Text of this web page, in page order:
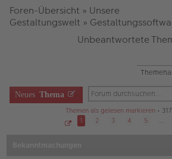
Foren-Übersicht » Unsere
Gestaltungswelt »
Unbeantwortete
Neues Thema
Themen als gelesen markieren •
1 2 3 4 5 …